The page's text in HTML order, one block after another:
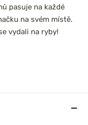
pasuje na každé
na svém místě.
vydali na ryby!